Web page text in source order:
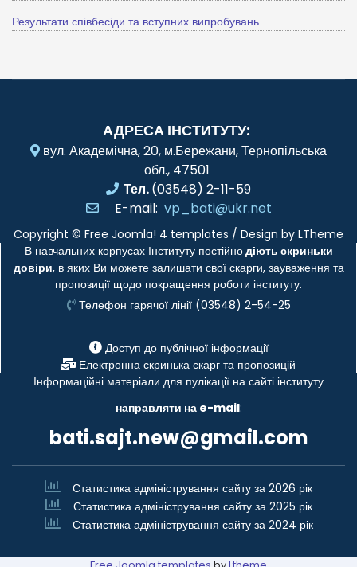
Результати співбесіди та вступних випробувань
АДРЕСА ІНСТИТУТУ:
вул. Академічна, 20, м.Бережани, Тернопільська
обл., 47501
Тел.(03548) 2-11-59
E-mail: vp_bati@ukr.net
Copyright © Free Joomla! 4 templates / Design by LTheme
В навчальних корпусах Інституту постійнодіють скриньки
довіри, в яких Ви можете залишати свої скарги, зауваження та
пропозиції щодо покращення роботи інституту.
Телефон гарячої лінії (03548) 2-54-25
Доступ до публічної інформації
Електронна скринька скарг та пропозицій
Інформаційні матеріали для пулікації на сайті інституту
направляти на e-mail:
bati.sajt.new@gmail.com
Статистика адміністрування сайту за 2026 рік
Статистика адміністрування сайту за 2025 рік
Статистика адміністрування сайту за 2024 рік